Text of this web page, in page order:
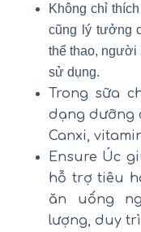
Không chỉ
cũng lý tưởng
thể thao, người
sử dụng.
Trong sữa
dạng dưỡng
Canxi,
Ensure Úc
hỗ trợ tiêu
ăn uống
lượng, duy